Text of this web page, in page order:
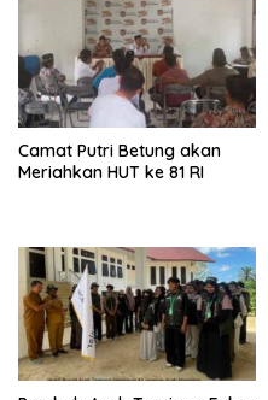
Camat Putri Betung akan
Meriahkan HUT ke 81 RI